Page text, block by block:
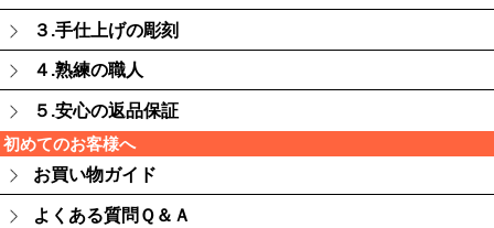
３.手仕上げの彫刻
４.熟練の職人
５.安心の返品保証
初めてのお客様へ
お買い物ガイド
よくある質問Ｑ＆Ａ